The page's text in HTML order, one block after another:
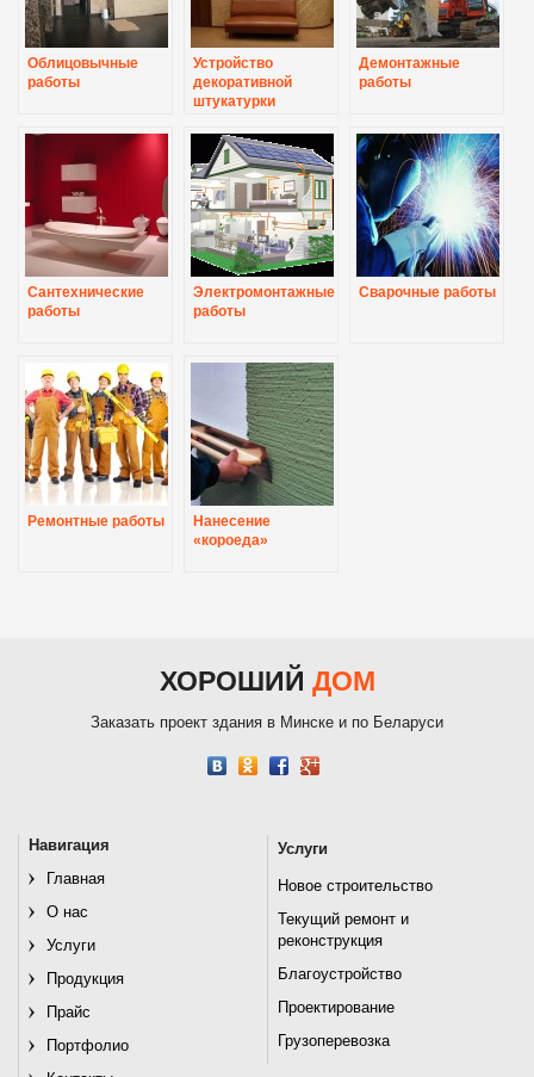
Облицовычные
работы
Устройство
декоративной
штукатурки
Демонтажные
работы
Сантехнические
работы
Электромонтажные
работы
Сварочные работы
Ремонтные работы
Нанесение
«короеда»
ХОРОШИЙ ДОМ
Заказать проект здания в Минске и по Беларуси
Навигация
Главная
О нас
Услуги
Продукция
Прайс
Портфолио
Услуги
Новое строительство
Текущий ремонт и
реконструкция
Благоустройство
Проектирование
Грузоперевозка